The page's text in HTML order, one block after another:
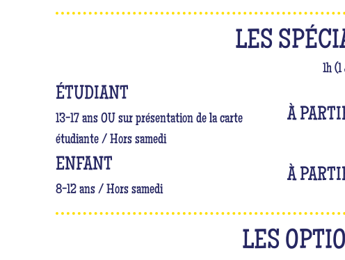
LES
1h
ÉTUDIANT
13-17 ans OU sur présentation de la carte
étudiante / Hors samedi
À
ENFANT
8-12 ans / Hors samedi
À
LES